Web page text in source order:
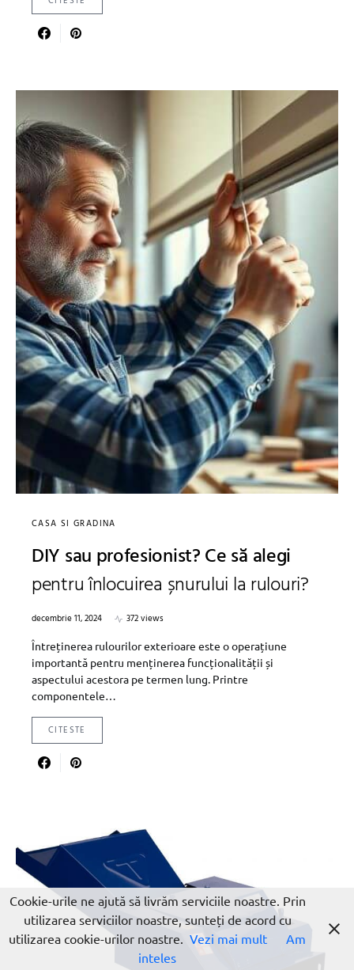
CASA SI GRADINA
DIY sau profesionist? Ce să alegi
pentru înlocuirea șnurului la rulouri?
decembrie 11, 2024
372 views
Întreținerea rulourilor exterioare este o operațiune
importantă pentru menținerea funcționalității și
aspectului acestora pe termen lung. Printre
componentele…
CITESTE
Cookie-urile ne ajută să livrăm serviciile noastre. Prin
utilizarea serviciilor noastre, sunteți de acord cu
utilizarea cookie-urilor noastre. Vezi mai mult
Am
inteles